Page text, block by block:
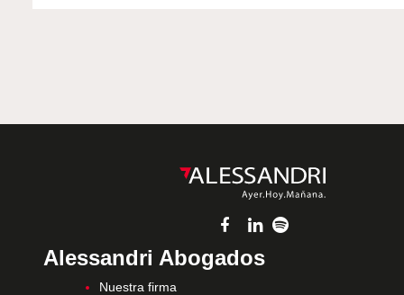
Alessandri Abogados
Nuestra firma